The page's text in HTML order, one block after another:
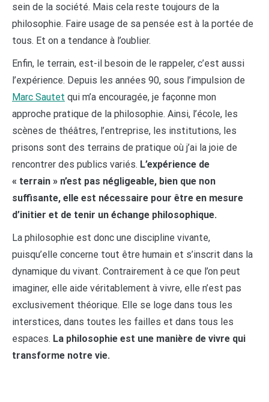
sein de la société. Mais cela reste toujours de la
philosophie. Faire usage de sa pensée est à la portée de
tous. Et on a tendance à l’oublier.
Enfin, le terrain, est-il besoin de le rappeler, c’est aussi
l’expérience. Depuis les années 90, sous l’impulsion de
Marc Sautet qui m’a encouragée, je façonne mon
approche pratique de la philosophie. Ainsi, l’école, les
scènes de théâtres, l’entreprise, les institutions, les
prisons sont des terrains de pratique où j’ai la joie de
rencontrer des publics variés. L’expérience de
« terrain » n’est pas négligeable, bien que non
suffisante, elle est nécessaire pour être en mesure
d’initier et de tenir un échange philosophique.
La philosophie est donc une discipline vivante,
puisqu’elle concerne tout être humain et s’inscrit dans la
dynamique du vivant. Contrairement à ce que l’on peut
imaginer, elle aide véritablement à vivre, elle n’est pas
exclusivement théorique. Elle se loge dans tous les
interstices, dans toutes les failles et dans tous les
espaces. La philosophie est une manière de vivre qui
transforme notre vie.